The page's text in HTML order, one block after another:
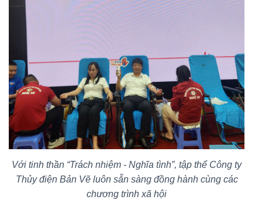
Với tinh thần “Trách nhiệm - Nghĩa tình”, tập thể Công ty
Thủy điện Bản Vẽ luôn sẵn sàng đồng hành cùng các
chương trình xã hội